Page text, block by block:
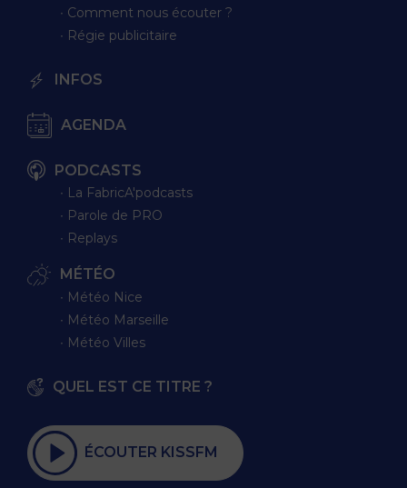
∙ Comment nous écouter ?
∙ Régie publicitaire
INFOS
AGENDA
PODCASTS
∙ La FabricA'podcasts
∙ Parole de PRO
∙ Replays
MÉTÉO
∙ Météo Nice
∙ Météo Marseille
∙ Météo Villes
QUEL EST CE TITRE ?
ÉCOUTER KISSFM